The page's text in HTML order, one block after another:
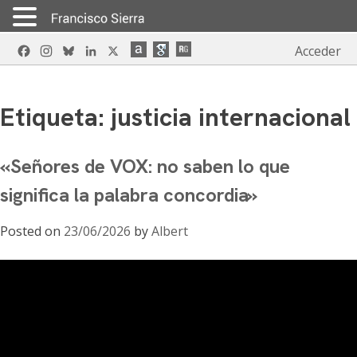
Skip
to
FacebookInstagram
BlueskyLinkedIn Acceder
Etiqueta: justicia internacional
«Señores de VOX: no saben lo que
significa la palabra concordia»
Posted on 23/06/2026 byAlbert